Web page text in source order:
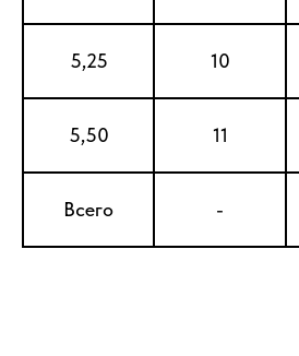
5,25 10
5,50 11
Всего -
Наши преимущества
Продукция соответствует требованиям:
геометрическим параметрам и качеству